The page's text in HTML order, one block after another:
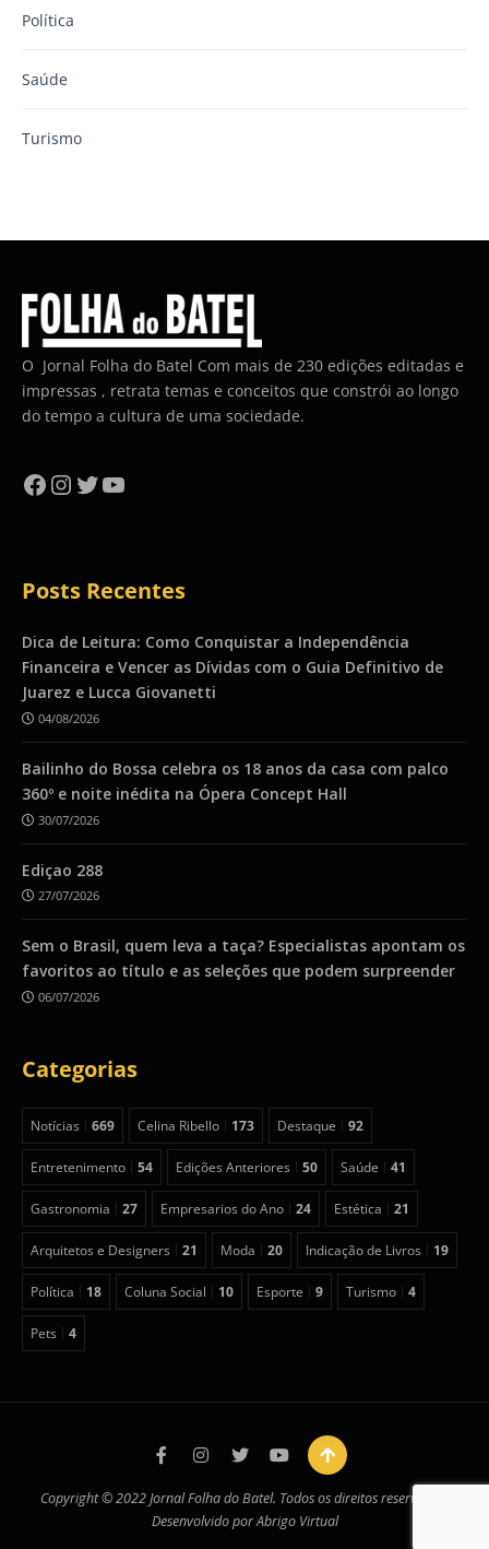
Política
Saúde
Turismo
O Jornal Folha do Batel Com mais de 230 edições editadas e
impressas , retrata temas e conceitos que constrói ao longo
do tempo a cultura de uma sociedade.
Facebook
Instagram
Twitter
YouTube
Posts Recentes
Dica de Leitura: Como Conquistar a Independência
Financeira e Vencer as Dívidas com o Guia Definitivo de
Juarez e Lucca Giovanetti
04/08/2026
Bailinho do Bossa celebra os 18 anos da casa com palco
360º e noite inédita na Ópera Concept Hall
30/07/2026
Ediçao 288
27/07/2026
Sem o Brasil, quem leva a taça? Especialistas apontam os
favoritos ao título e as seleções que podem surpreender
06/07/2026
Categorias
Notícias 669 Celina Ribello 173 Destaque 92
Entretenimento 54 Edições Anteriores 50 Saúde 41
Gastronomia 27 Empresarios do Ano 24 Estética 21
Arquitetos e Designers 21 Moda 20 Indicação de Livros 19
Política 18 Coluna Social 10 Esporte 9 Turismo 4
Pets 4
Copyright © 2022 Jornal Folha do Batel. Todos os direitos reservados.
Desenvolvido porAbrigo Virtual